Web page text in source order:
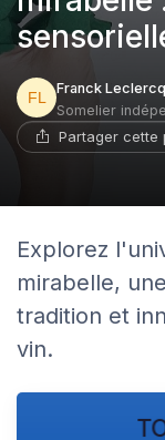
Franck Leclercq
Somelier
Partager cette
Explorez
mirabelle,
tradition et
vin.